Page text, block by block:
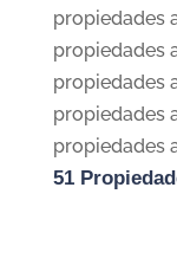
propiedades
propiedades
propiedades
propiedades
propiedades
51